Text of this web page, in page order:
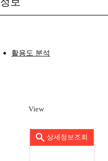
활용도 분석
View
상세정보조회